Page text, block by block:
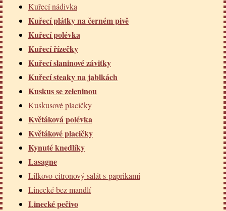
Kuřecí nádivka
Kuřecí plátky na černém pivě
Kuřecí polévka
Kuřecí řízečky
Kuřecí slaninové závitky
Kuřecí steaky na jablkách
Kuskus se zeleninou
Kuskusové placičky
Květáková polévka
Květákové placičky
Kynuté knedlíky
Lasagne
Lilkovo-citronový salát s paprikami
Linecké bez mandlí
Linecké pečivo